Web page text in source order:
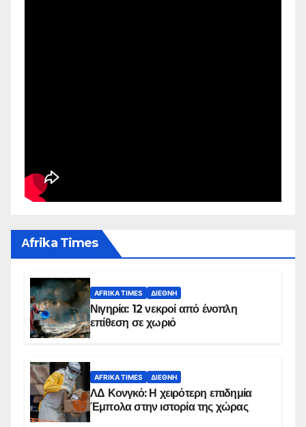
Αfrika Times
AFRIKA TIMES ΔΙΕΘΝΉ
Νιγηρία: 12 νεκροί από ένοπλη
επίθεση σε χωριό
AFRIKA TIMES ΔΙΕΘΝΉ
ΛΔ Κονγκό: Η χειρότερη επιδημία
Έμπολα στην ιστορία της χώρας